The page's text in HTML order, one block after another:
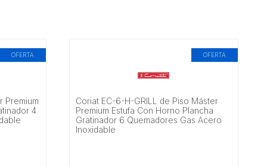
OFERTA
Premium
4
OFERTA
Coriat EC-6-H-GRILL de Piso Máster
Premium Estufa Con Horno Plancha
Gratinador 6 Quemadores Gas Acero
Inoxidable